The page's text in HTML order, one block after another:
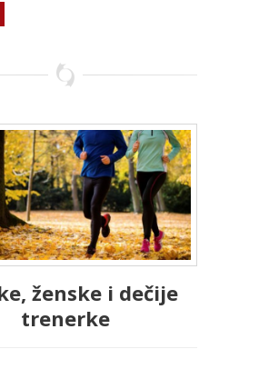
ženske i dečije
trenerke